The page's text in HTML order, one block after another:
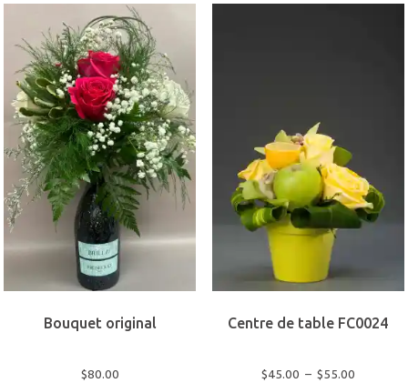
plus
récent
au
plus
ancien
Bouquet original
$80.00
Centre de table FC0024
$45.00 – $55.00Plage